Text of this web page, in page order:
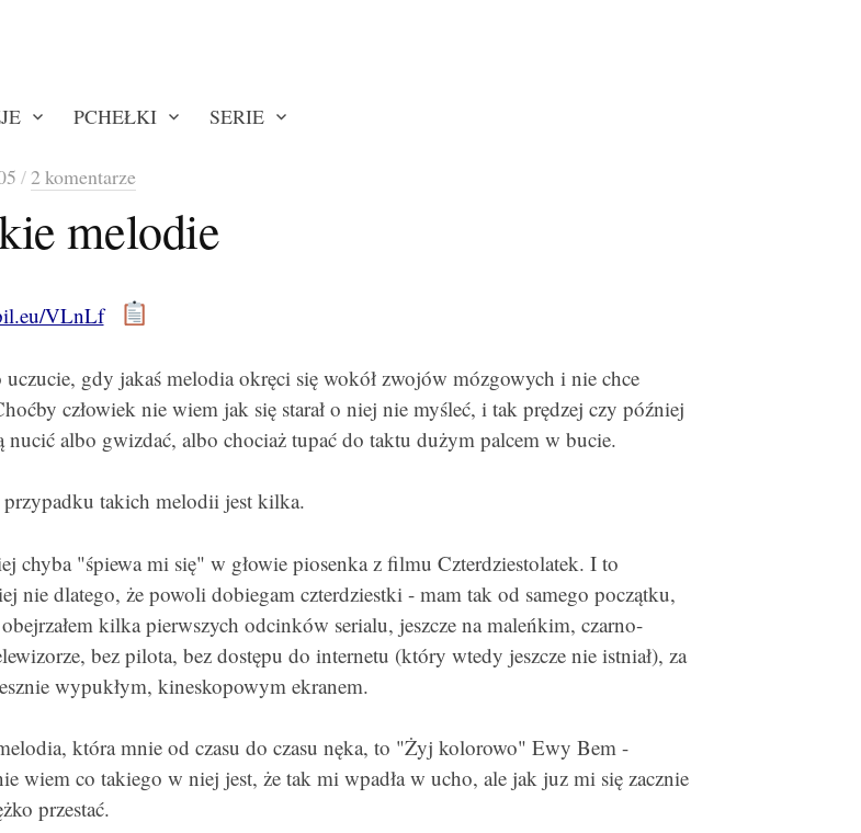
PCHEŁKI SERIE
/ 2 komentarze
melodie
VLnLf
uczucie, gdy jakaś melodia okręci się wokół zwojów mózgowych i nie chce
człowiek nie wiem jak się starał o niej nie myśleć, i tak prędzej czy później
nucić albo gwizdać, albo chociaż tupać do taktu dużym palcem w bucie.
takich melodii jest kilka.
chyba "śpiewa mi się" w głowie piosenka z filmu Czterdziestolatek. I to
nie dlatego, że powoli dobiegam czterdziestki - mam tak od samego początku,
kilka pierwszych odcinków serialu, jeszcze na maleńkim, czarno-
bez pilota, bez dostępu do internetu (który wtedy jeszcze nie istniał), za
wypukłym, kineskopowym ekranem.
która mnie od czasu do czasu nęka, to "Żyj kolorowo" Ewy Bem -
wiem co takiego w niej jest, że tak mi wpadła w ucho, ale jak juz mi się zacznie
przestać.